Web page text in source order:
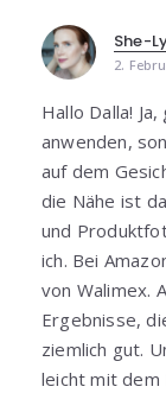
She-
2.
Hallo Dalla!
anwenden,
auf dem
die Nähe ist
und
ich. Bei
von Walimex.
Ergebnisse,
ziemlich gut.
leicht mit dem